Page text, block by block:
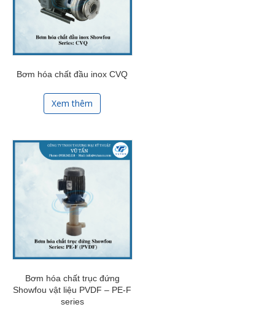
Bơm hóa chất đầu inox CVQ
Xem thêm
Bơm hóa chất trục đứng
Showfou vật liệu PVDF – PE-F
series